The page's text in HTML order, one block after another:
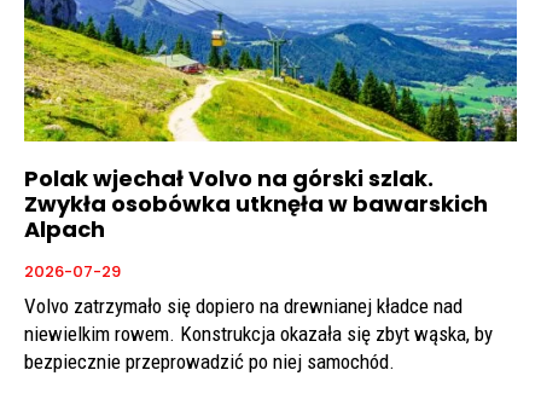
Polak wjechał Volvo na górski szlak.
Zwykła osobówka utknęła w bawarskich
Alpach
2026-07-29
Volvo zatrzymało się dopiero na drewnianej kładce nad
niewielkim rowem. Konstrukcja okazała się zbyt wąska, by
bezpiecznie przeprowadzić po niej samochód.